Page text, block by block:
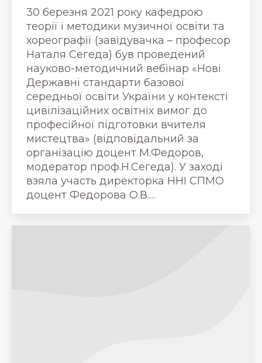
30 березня 2021 року кафедрою
теорії і методики музичної освіти та
хореографії (завідувачка – професор
Наталя Сегеда) був проведений
науково-методичний вебінар «Нові
Державні стандарти базової
середньої освіти України у контексті
цивілізаційних освітніх вимог до
професійної підготовки вчителя
мистецтва» (відповідальний за
організацію доцент М.Федоров,
модератор проф.Н.Сегеда). У заході
взяла участь директорка ННІ СПМО
доцент Федорова О.В.…